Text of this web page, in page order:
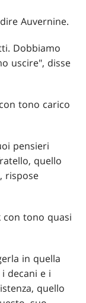
Auvernine.
Dobbiamo
uscire", disse
tono carico
pensieri
quello
rispose
con tono quasi
in quella
decani e i
quello